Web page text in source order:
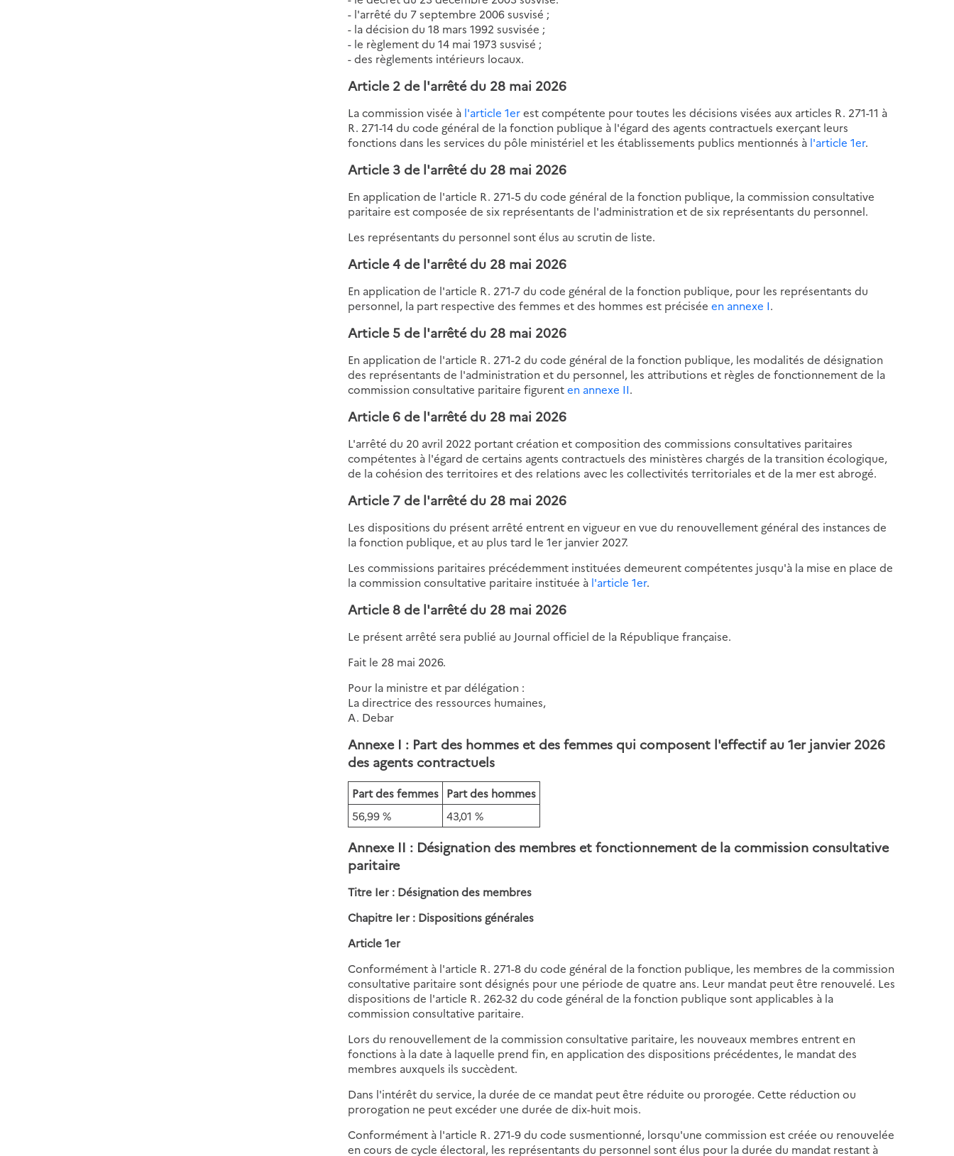
- l'arrêté du 7 septembre 2006 susvisé ;
- la décision du 18 mars 1992 susvisée ;
- le règlement du 14 mai 1973 susvisé ;
- des règlements intérieurs locaux.
Article 2 de l'arrêté du 28 mai 2026
La commission visée à l'article 1erest compétente pour toutes les décisions visées aux articles R. 271-11 à
R. 271-14 du code général de la fonction publique à l'égard des agents contractuels exerçant leurs
fonctions dans les services du pôle ministériel et les établissements publics mentionnés à l'article 1er.
Article 3 de l'arrêté du 28 mai 2026
En application de l'article R. 271-5 du code général de la fonction publique, la commission consultative
paritaire est composée de six représentants de l'administration et de six représentants du personnel.
Les représentants du personnel sont élus au scrutin de liste.
Article 4 de l'arrêté du 28 mai 2026
En application de l'article R. 271-7 du code général de la fonction publique, pour les représentants du
personnel, la part respective des femmes et des hommes est préciséeen annexe I.
Article 5 de l'arrêté du 28 mai 2026
En application de l'article R. 271-2 du code général de la fonction publique, les modalités de désignation
des représentants de l'administration et du personnel, les attributions et règles de fonctionnement de la
commission consultative paritaire figurenten annexe II.
Article 6 de l'arrêté du 28 mai 2026
L'arrêté du 20 avril 2022 portant création et composition des commissions consultatives paritaires
compétentes à l'égard de certains agents contractuels des ministères chargés de la transition écologique,
de la cohésion des territoires et des relations avec les collectivités territoriales et de la mer est abrogé.
Article 7 de l'arrêté du 28 mai 2026
Les dispositions du présent arrêté entrent en vigueur en vue du renouvellement général des instances de
la fonction publique, et au plus tard le 1er janvier 2027.
Les commissions paritaires précédemment instituées demeurent compétentes jusqu'à la mise en place de
la commission consultative paritaire instituée à l'article 1er.
Article 8 de l'arrêté du 28 mai 2026
Le présent arrêté sera publié au Journal officiel de la République française.
Fait le 28 mai 2026.
Pour la ministre et par délégation :
La directrice des ressources humaines,
A. Debar
Annexe I : Part des hommes et des femmes qui composent l'effectif au 1er janvier 2026
des agents contractuels
Part des femmes Part des hommes
56,99 %
43,01 %
Annexe II : Désignation des membres et fonctionnement de la commission consultative
paritaire
Titre Ier : Désignation des membres
Chapitre Ier : Dispositions générales
Article 1er
Conformément à l'article R. 271-8 du code général de la fonction publique, les membres de la commission
consultative paritaire sont désignés pour une période de quatre ans. Leur mandat peut être renouvelé. Les
dispositions de l'article R. 262-32 du code général de la fonction publique sont applicables à la
commission consultative paritaire.
Lors du renouvellement de la commission consultative paritaire, les nouveaux membres entrent en
fonctions à la date à laquelle prend fin, en application des dispositions précédentes, le mandat des
membres auxquels ils succèdent.
Dans l'intérêt du service, la durée de ce mandat peut être réduite ou prorogée. Cette réduction ou
prorogation ne peut excéder une durée de dix-huit mois.
Conformément à l'article R. 271-9 du code susmentionné, lorsqu'une commission est créée ou renouvelée
en cours de cycle électoral, les représentants du personnel sont élus pour la durée du mandat restant à